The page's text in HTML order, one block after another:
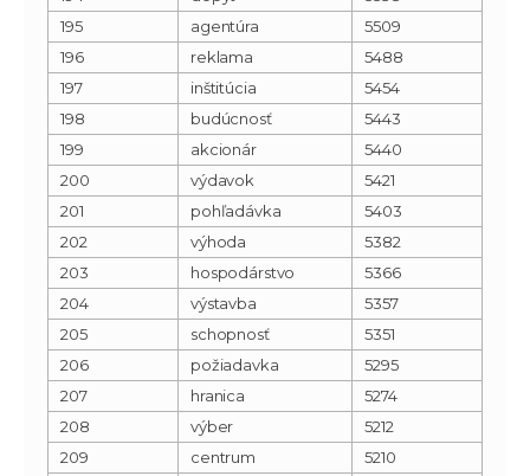
195
agentúra
5509
196
reklama
5488
197
inštitúcia
5454
198
budúcnosť
5443
199
akcionár
5440
200
výdavok
5421
201
pohľadávka
5403
202
výhoda
5382
203
hospodárstvo
5366
204
výstavba
5357
205
schopnosť
5351
206
požiadavka
5295
207
hranica
5274
208
výber
5212
209
centrum
5210